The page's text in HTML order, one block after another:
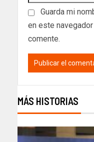
Guarda mi
en este
comente.
MÁS HISTORIAS